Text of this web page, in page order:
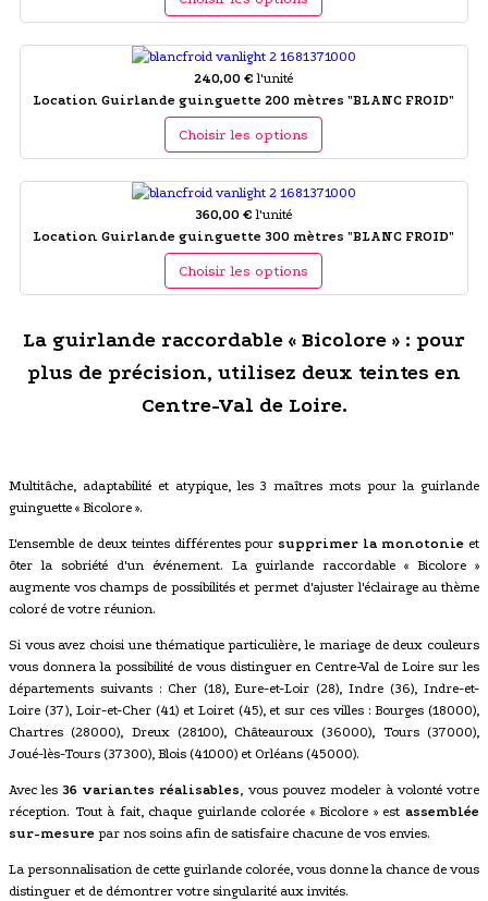
240,00 € l'unité
Location Guirlande guinguette 200 mètres "BLANC FROID"
Choisir les options
360,00 € l'unité
Location Guirlande guinguette 300 mètres "BLANC FROID"
Choisir les options
La guirlande raccordable « Bicolore » : pour
plus de précision, utilisez deux teintes en
Centre-Val de Loire.
Multitâche, adaptabilité et atypique, les 3 maîtres mots pour la guirlande
guinguette « Bicolore ».
L'ensemble de deux teintes différentes pour supprimer la monotonie et
ôter la sobriété d'un événement. La guirlande raccordable « Bicolore »
augmente vos champs de possibilités et permet d'ajuster l'éclairage au thème
coloré de votre réunion.
Si vous avez choisi une thématique particulière, le mariage de deux couleurs
vous donnera la possibilité de vous distinguer en Centre-Val de Loire sur les
départements suivants : Cher (18), Eure-et-Loir (28), Indre (36), Indre-et-
Loire (37), Loir-et-Cher (41) et Loiret (45), et sur ces villes : Bourges (18000),
Chartres (28000), Dreux (28100), Châteauroux (36000), Tours (37000),
Joué-lès-Tours (37300), Blois (41000) et Orléans (45000).
Avec les 36 variantes réalisables, vous pouvez modeler à volonté votre
réception. Tout à fait, chaque guirlande colorée « Bicolore » est assemblée
sur-mesure par nos soins afin de satisfaire chacune de vos envies.
La personnalisation de cette guirlande colorée, vous donne la chance de vous
distinguer et de démontrer votre singularité aux invités.